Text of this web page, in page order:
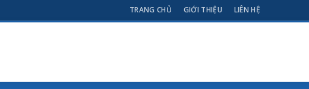
TRANG CHỦ GIỚI THIỆU LIÊN HỆ